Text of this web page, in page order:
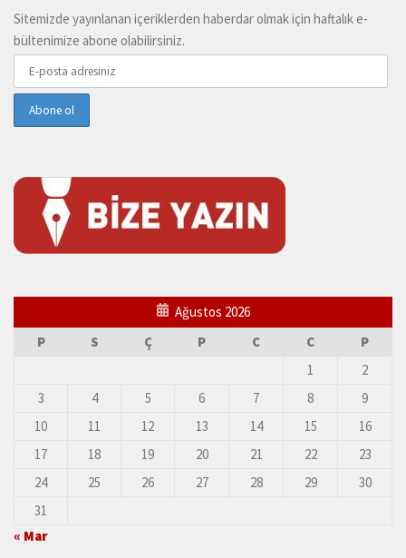
Sitemizde yayınlanan içeriklerden haberdar olmak için haftalık e-
bültenimize abone olabilirsiniz.
Ağustos 2026
P
S Ç P C C
P
1
2
3
4 5 6 7 8
9
10
11 12 13 14 15
16
17
18 19 20 21 22
23
24
25 26 27 28 29
30
31
« Mar